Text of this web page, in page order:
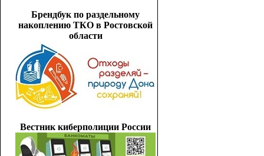
Брендбук по раздельному
накоплению ТКО в Ростовской
области
Вестник киберполиции России